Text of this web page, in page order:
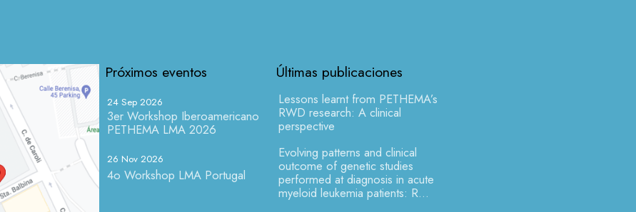
Próximos eventos
24 Sep 2026
3er Workshop Iberoamericano
PETHEMA LMA 2026
26 Nov 2026
4o Workshop LMA Portugal
Últimas publicaciones
Lessons learnt from PETHEMA’s
RWD research: A clinical
perspective
Evolving patterns and clinical
outcome of genetic studies
performed at diagnosis in acute
myeloid leukemia patients: R...